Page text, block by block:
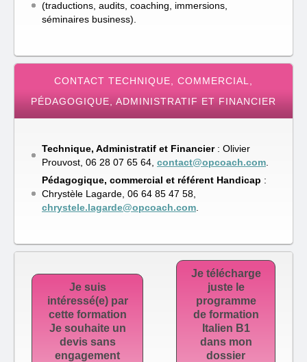
(traductions, audits, coaching, immersions,
séminaires business).
CONTACT TECHNIQUE, COMMERCIAL,
PÉDAGOGIQUE, ADMINISTRATIF ET FINANCIER
Technique, Administratif et Financier: Olivier
Prouvost, 06 28 07 65 64, contact@opcoach.com
Pédagogique, commercial et référent Handicap :
Chrystèle Lagarde, ‭06 64 85 47 58‬,
chrystele.lagarde@opcoach.com
Je suis
intéressé(e) par
cette formation
Je souhaite un
devis sans
engagement
Je télécharge
juste le
programme
de formation
Italien B1
dans mon
dossier